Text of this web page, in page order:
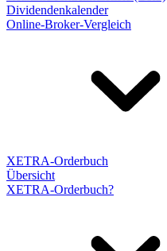
Dividendenkalender
Online-Broker-Vergleich
XETRA-Orderbuch
Übersicht
XETRA-Orderbuch?